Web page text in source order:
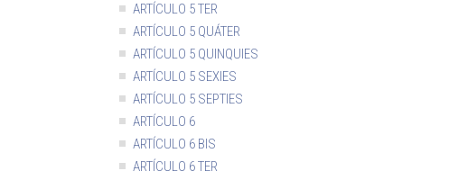
ARTÍCULO 5 TER
ARTÍCULO 5 QUÁTER
ARTÍCULO 5 QUINQUIES
ARTÍCULO 5 SEXIES
ARTÍCULO 5 SEPTIES
ARTÍCULO 6
ARTÍCULO 6 BIS
ARTÍCULO 6 TER